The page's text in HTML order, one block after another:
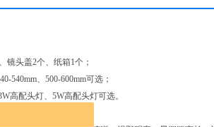
镜头盖2个、纸箱1个；
540mm、500-600mm可选；
高配头灯、5W高配头灯可选。